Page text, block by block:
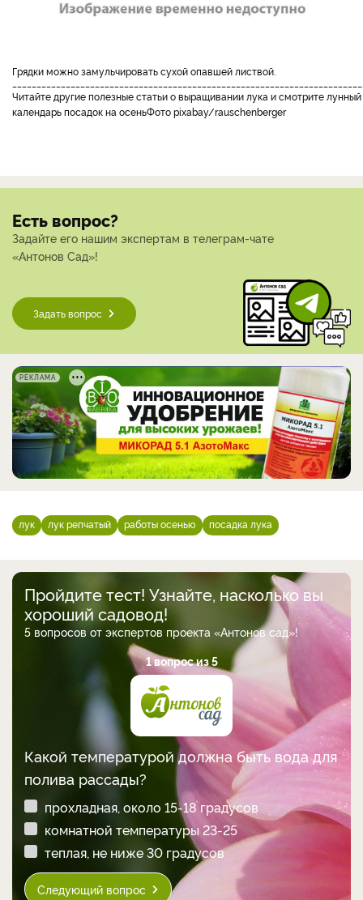
грядки можно замульчировать сухой опавшей листвой.
Читайте другие полезные статьи о выращивании лука и смотрите лунный
календарь посадок на осеньФото pixabay/rauschenberger
Есть вопрос?
Задайте его нашим экспертам в телеграм-чате
«Антонов Сад»!
Задать вопрос
РЕКЛАМА
лук лук репчатый работы осенью посадка лука
Пройдите тест! Узнайте, насколько вы
хороший садовод!
5 вопросов от экспертов проекта «Антонов сад»!
1 вопрос из 5
Какой температурой должна быть вода для
полива рассады?
прохладная, около 15-18 градусов
комнатной температуры 23-25
теплая, не ниже 30 градусов
Следующий вопрос